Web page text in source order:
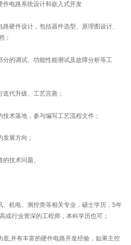
件电路系统设计和嵌入式开发
硬件设计，包括器件选型、原理图设计、
；
分的调试、功能性能测试及故障分析等工
代升级、工艺完善；
术落地，参与编写工艺流程文件；
展方向；
技术问题。
、机电、测控类等相关专业，硕士学历，5年
或行业资深的工程师，本科学历也可；
底,并有丰富的硬件电路开发经验，如果主控